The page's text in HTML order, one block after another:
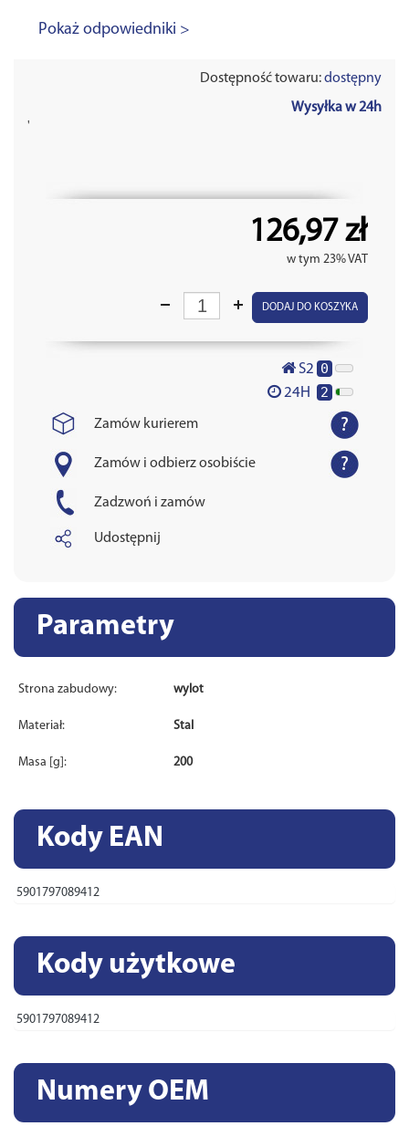
Pokaż odpowiedniki >
Dostępność towaru:dostępny
Wysyłka w 24h
'
126,97 zł
w tym 23% VAT
DODAJ DO KOSZYKA
S2 0
24H 2
Zamów kurierem
Zamów i odbierz osobiście
Zadzwoń i zamów
Udostępnij
Parametry
Strona zabudowy: wylot
Materiał: Stal
Masa [g]: 200
Kody EAN
5901797089412
Kody użytkowe
5901797089412
Numery OEM